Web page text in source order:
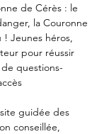
de Cérès : le
la Couronne
! Jeunes héros,
pour réussir
questions-
guidée des
conseillée,